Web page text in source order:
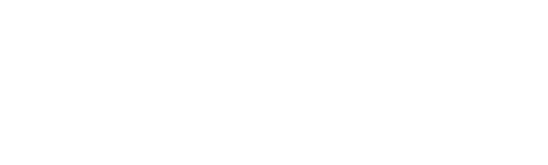
vorgesehen. Das entsprechende
ist nicht enthalten. Das hier enthaltene Kabel ist
den Innenbereich geeignet.